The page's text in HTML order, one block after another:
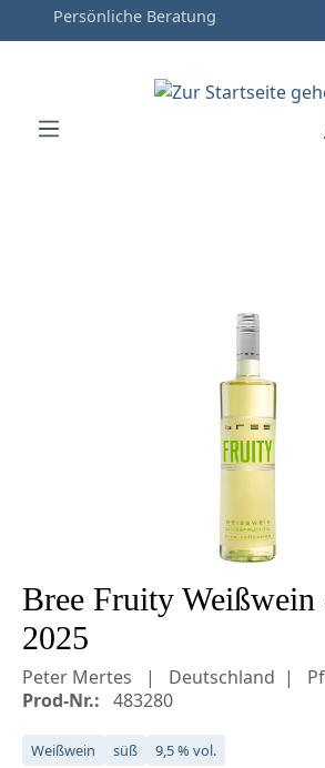
Zum Hauptinhalt springen
Zur Hauptnavigation springen
Bildergalerie überspringen
Bree Fruity Weißwein
2025
Peter Mertes Deutschland
Prod-Nr.: 483280
Weißwein süß 9,5 % vol.